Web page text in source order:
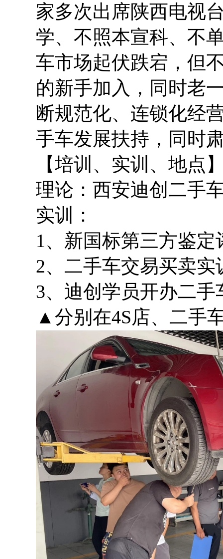
家多次出席陕西电视
学、不照本宣科、不
车市场起伏跌宕，但
的新手加入，同时老
断规范化、连锁化经
手车发展扶持，同时
【培训、实训、地点
理论：西安迪创二手
实训：
1、新国标第三方鉴
2、二手车交易买卖
3、迪创学员开办二
▲分别在4S店、二手